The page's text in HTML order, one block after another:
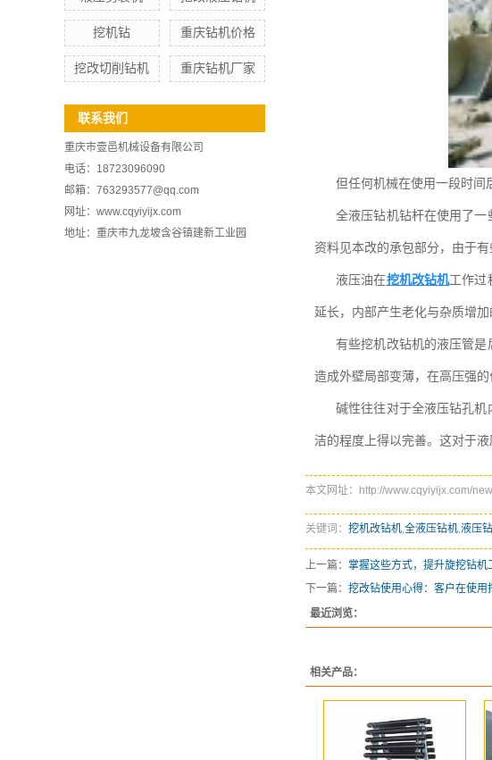
挖机钻 重庆钻机价格
挖改切削钻机 重庆钻机厂家
联系我们
重庆市壹邑机械设备有限公司
电话：18723096090‬
邮箱：763293577@qq.com
网址：www.cqyiyijx.com
地址：重庆市九龙坡含谷镇建新工业园
但任何机械在使用一段时间
全液压钻机钻杆在使用了
资料见本改的承包部分，由于
液压油在挖机改钻机工作过
延长，内部产生老化与杂质增
有些挖机改钻机的液压管是
造成外壁局部变薄，在高压强
碱性往往对于全液压钻孔
洁的程度上得以完善。这对于
本文网址：http://www.cqyiyijx.com/
关键词： 挖机改钻机,全液压钻机,液压
上一篇： 掌握这些方式，提升旋挖钻机
下一篇： 挖改钻使用心得：客户在使用
最近浏览：
相关产品：